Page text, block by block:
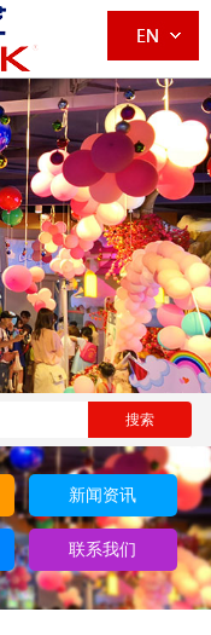
新闻资讯
联系我们